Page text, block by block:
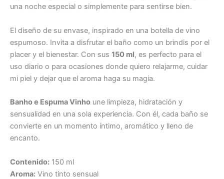
una noche especial o simplemente para sentirse bien.
El diseño de su envase, inspirado en una botella de vino
espumoso. Invita a disfrutar el baño como un brindis por el
placer y el bienestar. Con sus 150 ml, es perfecto para el
uso diario o para ocasiones donde quiero relajarme, cuidar
mi piel y dejar que el aroma haga su magia.
Banho e Espuma Vinho une limpieza, hidratación y
sensualidad en una sola experiencia. Con él, cada baño se
convierte en un momento íntimo, aromático y lleno de
encanto.
Contenido: 150 ml
Aroma: Vino tinto sensual